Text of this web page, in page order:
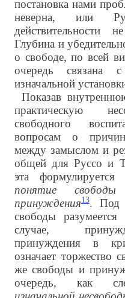
постановка нами
неверна, или
действительности
Глубина и
о свободе, по всей
очередь связана
изначальной
Показав
практическую
свободного
вопросам о
между замыслом и
общей для Руссо и
эта
понятие свободы
принуждения13. Под
свободы
случае,
принуждения в
означает торжество
же свободы и
очередь, как